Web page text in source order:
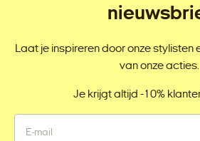
Laat je inspireren door onze stylisten
van onze acties.
Je krijgt altijd -10%